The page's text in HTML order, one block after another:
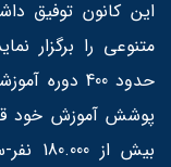
متنوعی را برگزار
پوشش آموزش خود
بیش